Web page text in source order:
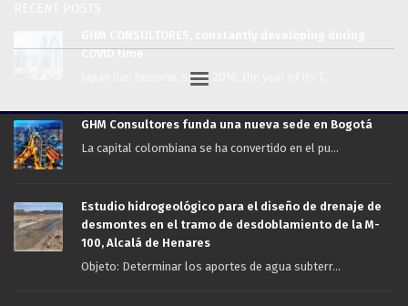
COVID time
Japan has become, since 2016, the year of its f...
GHM Consultores funda una nueva sede en Bogotá
La capital colombiana se ha convertido en el pu...
Estudio hidrogeológico para el diseño de drenaje de
desmontes en el tramo de desdoblamiento de la M-
100, Alcalá de Henares
Objeto: Determinar los aportes de agua subterr...